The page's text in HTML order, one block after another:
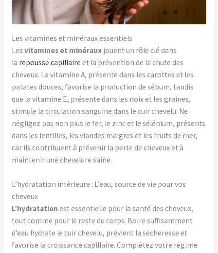
Les vitamines et minéraux essentiels
Les vitamines et minérauxjouent un rôle clé dans
la repousse capillaire et la prévention de la chute des
cheveux. La vitamine A, présente dans les carottes et les
patates douces, favorise la production de sébum, tandis
que la vitamine E, présente dans les noix et les graines,
stimule la circulation sanguine dans le cuir chevelu. Ne
négligez pas non plus le fer, le zinc et le sélénium, présents
dans les lentilles, les viandes maigres et les fruits de mer,
car ils contribuent à prévenir la perte de cheveux et à
maintenir une chevelure saine.
L’hydratation intérieure : L’eau, source de vie pour vos
cheveux
L’hydratation est essentielle pour la santé des cheveux,
tout comme pour le reste du corps. Boire suffisamment
d’eau hydrate le cuir chevelu, prévient la sécheresse et
favorise la croissance capillaire. Complétez votre régime